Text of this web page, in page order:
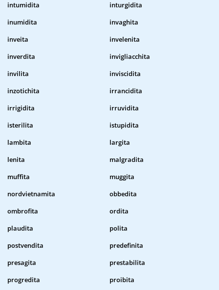
intumidita
inturgidita
inumidita
invaghita
inveita
invelenita
inverdita
invigliacchita
invilita
inviscidita
inzotichita
irrancidita
irrigidita
irruvidita
isterilita
istupidita
lambita
largita
lenita
malgradita
muffita
muggita
nordvietnamita
obbedita
ombrofita
ordita
plaudita
polita
postvendita
predefinita
presagita
prestabilita
progredita
proibita